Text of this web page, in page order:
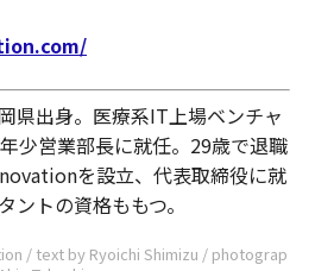
県出身。医療系IT上場ベンチャ
少営業部長に就任。29歳で退職
を設立、代表取締役に就
ントの資格ももつ。
/ text by Ryoichi Shimizu / photograp